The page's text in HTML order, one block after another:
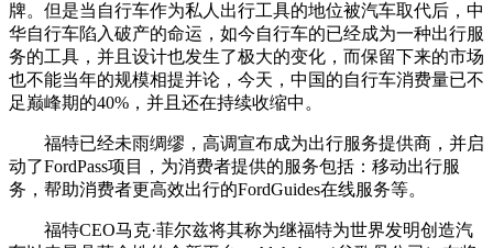
牌。但是当自行车作为私人出行工具的地位被汽车取代后，中
华自行车陷入破产的命运，如今自行车的已经成为一种出行服
务的工具，并且设计也发生了极大的变化，而保留下来的市场
也不能当年的规模相提并论，今天，中国的自行车消费量已不
足巅峰期的40%，并且还在持续收缩中。
福特已经未雨绸缪，高调宣布成为出行服务提供商，并启
动了FordPass项目，为消费者提供的服务包括：移动出行服
务，帮助消费者更高效出行的FordGuides在线服务等。
福特CEO马克·菲尔兹将其称为继福特为世界发明创造汽